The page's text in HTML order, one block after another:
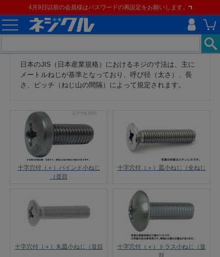
4月9日以前の会員様はパスワードの再設定をお願いします。
日本のJIS（日本産業規格）におけるネジの寸法は、主に
メートルねじが基準となっており、呼び径（太さ）、長
さ、ピッチ（ねじ山の間隔）によって規定されます。
十字穴付（＋）バインド小ねじ
（並目
十字穴付（＋）皿小ねじ（全ねじ
十字穴付（＋）丸皿小ねじ（並目
十字穴付（＋）トラス小ねじ（並
目